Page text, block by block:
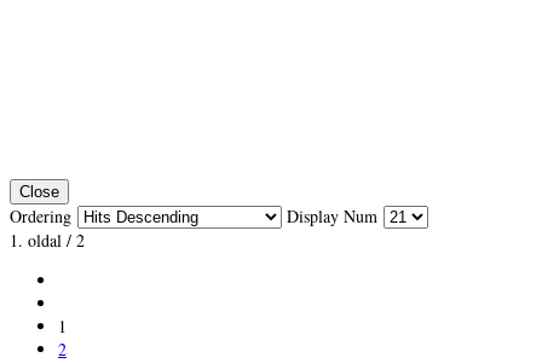
Close
Ordering
Display Num
1. oldal / 2
1
2